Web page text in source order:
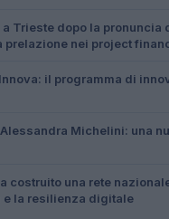
Trieste dopo la pronuncia
prelazione nei project
il programma di
Michelini: una
costruito una rete
e la resilienza digitale